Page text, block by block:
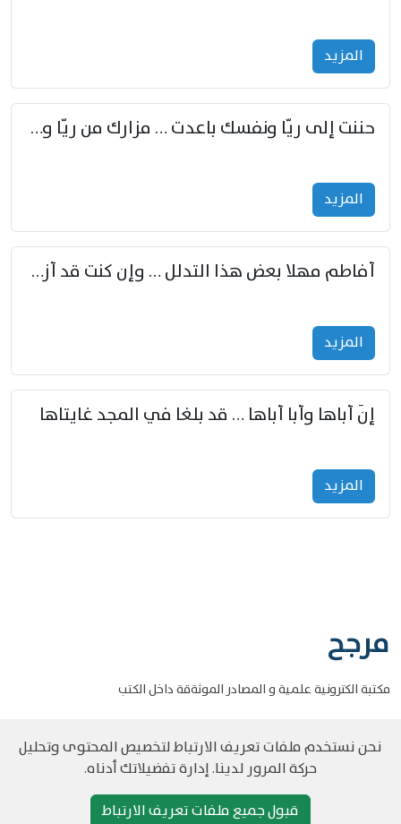
المزید
حننت إلى ريّا ونفسك باعدت … مزارك من ريّا وشعباكما معا
المزید
أفاطم مهلا بعض هذا التدلل … وإن كنت قد أزمعت صرمي فأجملي
المزید
إنّ أباها وأبا أباها … قد بلغا في المجد غايتاها
المزید
مرجح
مكتبة الكترونية علمية و المصادر الموثةقة داخل الكتب
حقوق الطبع والنشر مرجح جميع الحقوق محفوظةسياسة و الخصوصية
نحن نستخدم ملفات تعريف الارتباط لتخصيص المحتوى وتحليل
حركة المرور لدينا. إدارة تفضيلاتك أدناه.
قبول جميع ملفات تعريف الارتباط